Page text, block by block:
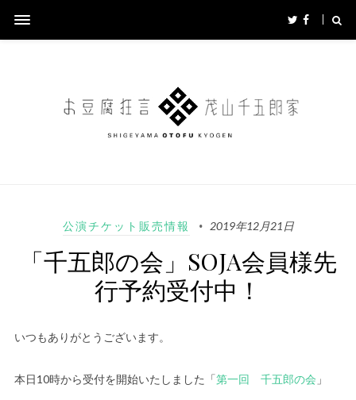
公演チケット販売情報 2019年12月21日
「千五郎の会」SOJA会員様先
行予約受付中！
いつもありがとうございます。
本日10時から受付を開始いたしました「第一回 千五郎の会 」